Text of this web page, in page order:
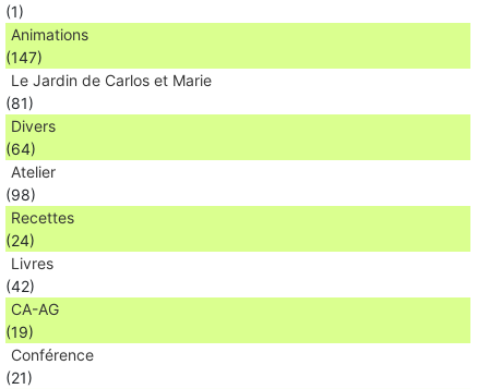
(1)
Animations
(147)
Le Jardin de Carlos et Marie
(81)
Divers
(64)
Atelier
(98)
Recettes
(24)
Livres
(42)
CA-AG
(19)
Conférence
(21)